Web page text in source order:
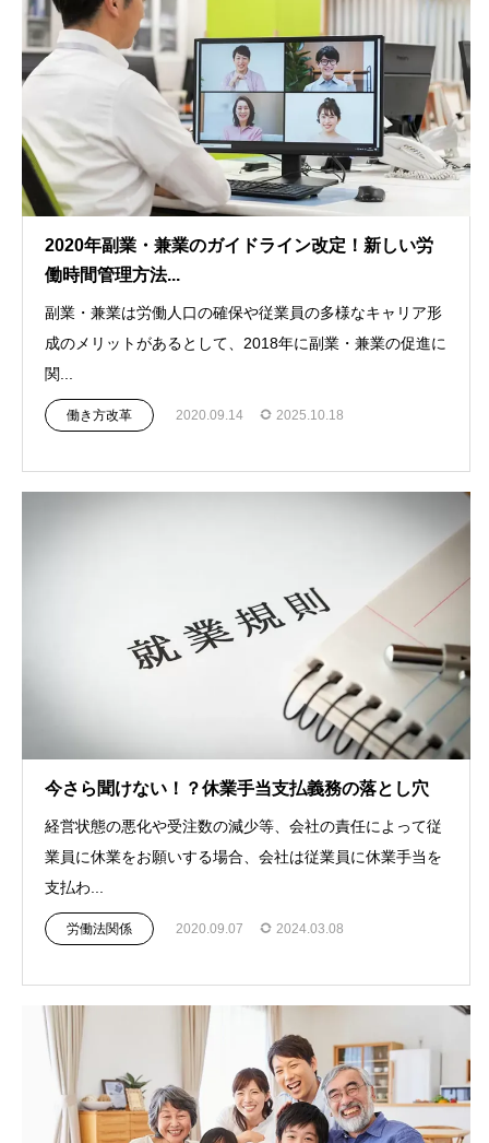
2020年副業・兼業のガイドライン改定！新しい労
働時間管理方法...
副業・兼業は労働人口の確保や従業員の多様なキャリア形
成のメリットがあるとして、2018年に副業・兼業の促進に
関...
働き方改革 2020.09.14 2025.10.18
今さら聞けない！？休業手当支払義務の落とし穴
経営状態の悪化や受注数の減少等、会社の責任によって従
業員に休業をお願いする場合、会社は従業員に休業手当を
支払わ...
労働法関係 2020.09.07 2024.03.08